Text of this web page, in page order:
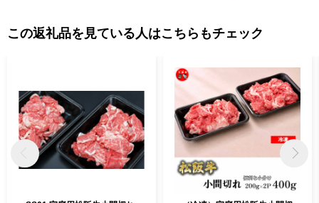
この返礼品を見ている人はこちらもチェック